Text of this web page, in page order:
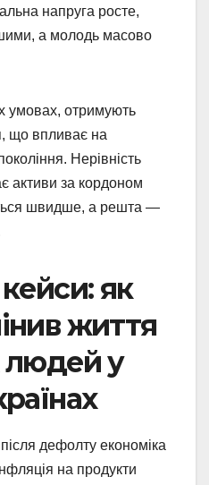
напруга росте,
а молодь масово
умовах, отримують
що впливає на
Нерівність
активи за кордоном
швидше, а решта —
як
життя
людей у
дефолту економіка
на продукти